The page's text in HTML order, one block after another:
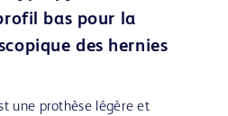
bas pour la
des hernies
une prothèse légère et